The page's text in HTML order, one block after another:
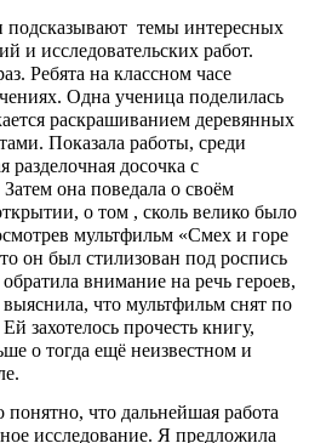
темы интересных
и исследовательских работ.
Ребята на классном часе
Одна ученица поделилась
раскрашиванием деревянных
Показала работы, среди
досочка с
она поведала о своём
о том , сколь велико было
мультфильм «Смех и горе
он был стилизован под роспись
внимание на речь героев,
что мультфильм снят по
захотелось прочесть книгу,
о тогда ещё неизвестном и
что дальнейшая работа
исследование. Я предложила